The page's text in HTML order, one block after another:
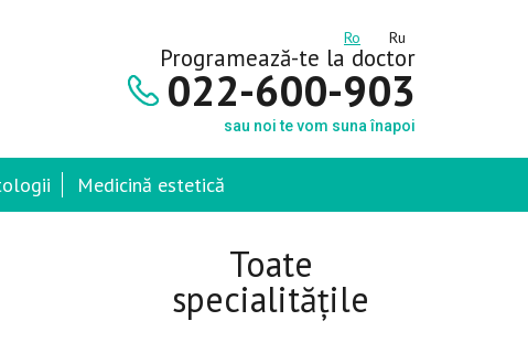
Ro Ru
Programează-te la doctor
022-600-903
sau noi te vom suna înapoi
Medicină estetică
Toate
specialitățile